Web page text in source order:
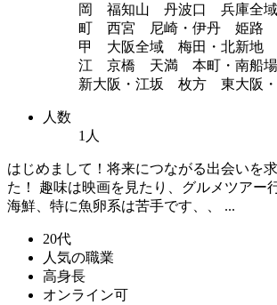
岡 福知山 丹波口 兵庫全
町 西宮 尼崎・伊丹 姫路
甲 大阪全域 梅田・北新地
江 京橋 天満 本町・南船
新大阪・江坂 枚方 東大阪
人数
1人
はじめまして！将来につながる出会いを
た！ 趣味は映画を見たり、グルメツアー
海鮮、特に魚卵系は苦手です、、 ...
20代
人気の職業
高身長
オンライン可